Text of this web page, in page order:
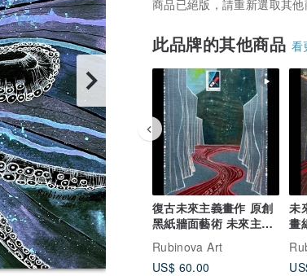
商品已絕版，請重新選取其他
此品牌的其他商品 看
復古未來主義畫作 原創
黑紙牆面藝術 未來主義
Rubinova Art
US$ 60.00
未
畫